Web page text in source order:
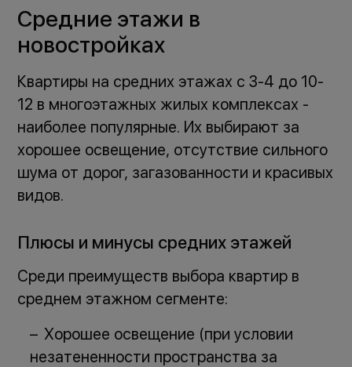
Средние этажи в
новостройках
Квартиры на средних этажах с 3-4 до 10-
12 в многоэтажных жилых комплексах -
наиболее популярные. Их выбирают за
хорошее освещение, отсутствие сильного
шума от дорог, загазованности и красивых
видов.
Плюсы и минусы средних этажей
Среди преимуществ выбора квартир в
среднем этажном сегменте:
Хорошее освещение (при условии
незатененности пространства за